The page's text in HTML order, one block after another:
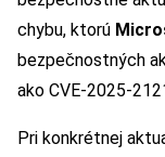
chybu, ktorú
bezpečnostných
ako CVE-2025-
Pri konkrétnej